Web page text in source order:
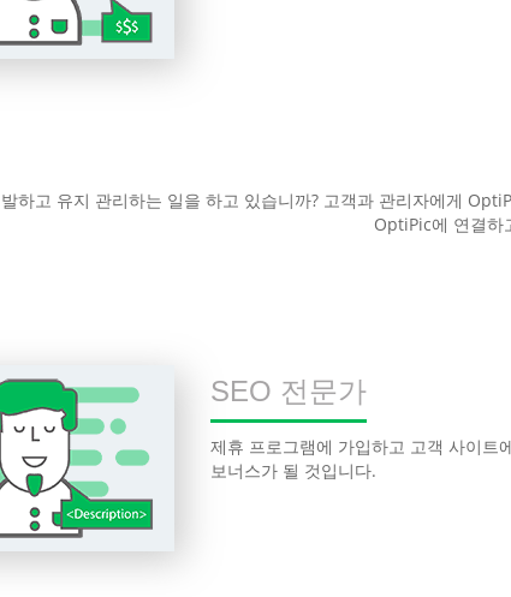
하고 유지 관리하는 일을 하고 있습니까? 고객과 관리자에게
OptiPic에 연결하
SEO 전문가
제휴 프로그램에 가입하고 고객 사이트
보너스가 될 것입니다.